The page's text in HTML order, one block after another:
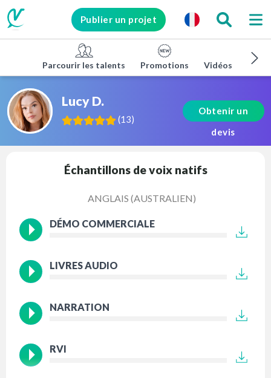
Publier un projet
Parcourir les talents Promotions Vidéos
Lucy D.
(13)
Obtenir un
devis
Échantillons de voix natifs
ANGLAIS (AUSTRALIEN)
DÉMO COMMERCIALE
LIVRES AUDIO
NARRATION
RVI